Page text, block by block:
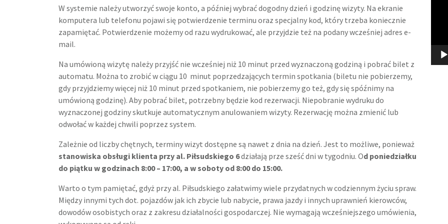
W systemie należy utworzyć swoje konto, a później wybrać dogodny dzień i godzinę wizyty. Na ekranie
komputera lub telefonu pojawi się potwierdzenie terminu oraz specjalny kod, który trzeba koniecznie
zapamiętać. Potwierdzenie możemy od razu wydrukować, ale przyjdzie też na podany wcześniej adres e-
mail.
Na umówioną wizytę należy przyjść nie wcześniej niż 10 minut przed wyznaczoną godziną i pobrać bilet z
automatu. Można to zrobić w ciągu 10 minut poprzedzających termin spotkania (biletu nie pobierzemy,
gdy przyjdziemy więcej niż 10 minut przed spotkaniem, nie pobierzemy go też, gdy się spóźnimy na
umówioną godzinę). Aby pobrać bilet, potrzebny będzie kod rezerwacji. Niepobranie wydruku do
wyznaczonej godziny skutkuje automatycznym anulowaniem wizyty. Rezerwację można zmienić lub
odwołać w każdej chwili poprzez system.
Zależnie od liczby chętnych, terminy wizyt dostępne są nawet z dnia na dzień. Jest to możliwe, ponieważ
stanowiska obsługi klienta przy al. Piłsudskiego 6działają prze sześć dni w tygodniu. Od poniedziałku
do piątku w godzinach 8:00 – 17:00, a w soboty od 8:00 do 15:00.
Warto o tym pamiętać, gdyż przy al. Piłsudskiego załatwimy wiele przydatnych w codziennym życiu spraw.
Między innymi tych dot. pojazdów jak ich zbycie lub nabycie, prawa jazdy i innych uprawnień kierowców,
dowodów osobistych oraz z zakresu działalności gospodarczej. Nie wymagają wcześniejszego umówienia,